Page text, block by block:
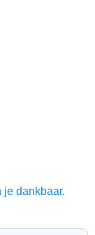
je dankbaar.